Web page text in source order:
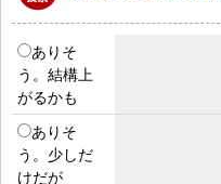
ありそ
う。結構上
がるかも
ありそ
う。少しだ
けだが